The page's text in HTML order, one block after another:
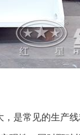
是常见的生产